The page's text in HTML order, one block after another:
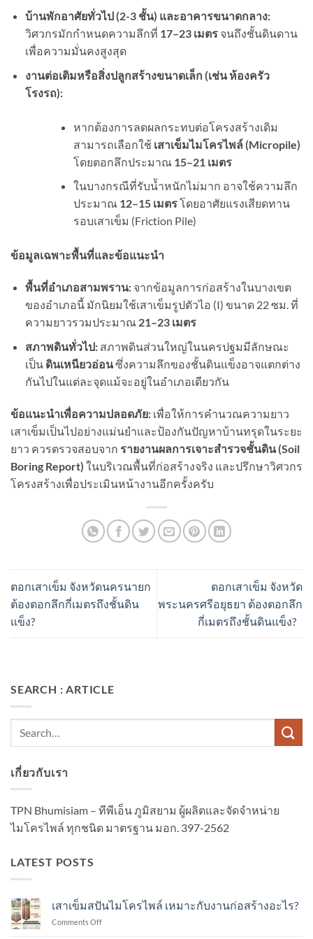
บ้านพักอาศัยทั่วไป (2-3 ชั้น) และอาคารขนาดกลาง:
วิศวกรมักกำหนดความลึกที่ 17–23 เมตรจนถึงชั้นดินดาน
เพื่อความมั่นคงสูงสุด
งานต่อเติมหรือสิ่งปลูกสร้างขนาดเล็ก (เช่น ห้องครัว
โรงรถ):
หากต้องการลดผลกระทบต่อโครงสร้างเดิม
สามารถเลือกใช้ เสาเข็มไมโครไพล์ (Micropile)
โดยตอกลึกประมาณ 15–21 เมตร
ในบางกรณีที่รับน้ำหนักไม่มาก อาจใช้ความลึก
ประมาณ 12–15 เมตรโดยอาศัยแรงเสียดทาน
รอบเสาเข็ม (Friction Pile)
ข้อมูลเฉพาะพื้นที่และข้อแนะนำ
พื้นที่อำเภอสามพราน:จากข้อมูลการก่อสร้างในบางเขต
ของอำเภอนี้ มักนิยมใช้เสาเข็มรูปตัวไอ (I) ขนาด 22 ซม. ที่
ความยาวรวมประมาณ 21–23 เมตร
สภาพดินทั่วไป:สภาพดินส่วนใหญ่ในนครปฐมมีลักษณะ
เป็น ดินเหนียวอ่อนซึ่งความลึกของชั้นดินแข็งอาจแตกต่าง
กันไปในแต่ละจุดแม้จะอยู่ในอำเภอเดียวกัน
ข้อแนะนำเพื่อความปลอดภัย: เพื่อให้การคำนวณความยาว
เสาเข็มเป็นไปอย่างแม่นยำและป้องกันปัญหาบ้านทรุดในระยะ
ยาว ควรตรวจสอบจาก รายงานผลการเจาะสำรวจชั้นดิน (Soil
Boring Report) ในบริเวณพื้นที่ก่อสร้างจริง และปรึกษาวิศวกร
โครงสร้างเพื่อประเมินหน้างานอีกครั้งครับ
ตอกเสาเข็ม จังหวัดนครนายก
ต้องตอกลึกกี่เมตรถึงชั้นดิน
แข็ง?
ตอกเสาเข็ม จังหวัด
พระนครศรีอยุธยา ต้องตอกลึก
กี่เมตรถึงชั้นดินแข็ง?
SEARCH : ARTICLE
เกี่ยวกับเรา
TPN Bhumisiam – ทีพีเอ็น ภูมิสยาม ผู้ผลิตและจัดจำหน่าย
ไมโครไพล์ ทุกชนิด มาตรฐาน มอก. 397-2562
LATEST POSTS
เสาเข็มสปันไมโครไพล์ เหมาะกับงานก่อสร้างอะไร?
Comments Offon